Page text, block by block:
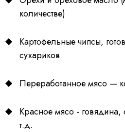
количестве)
Картофельные чипсы,
сухариков
Переработанное мясо —
Красное мясо - говядина,
т.д.